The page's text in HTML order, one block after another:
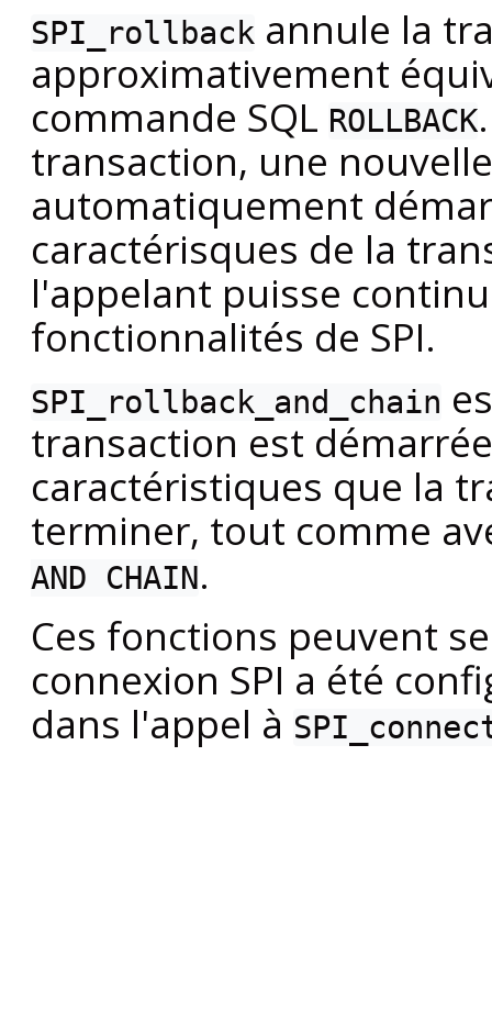
SPI_rollback annule la
approximativement
commande SQL ROLLBACK
transaction, une
automatiquement
caractérisques de la
l'appelant puisse
fonctionnalités de SPI.
SPI_rollback_and_chain
transaction est
caractéristiques que la
terminer, tout comme
AND CHAIN.
Ces fonctions peuvent
connexion SPI a été
dans l'appel à